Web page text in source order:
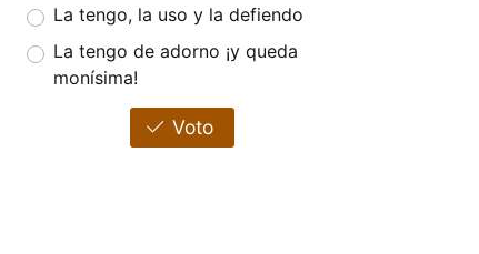
La tengo, la uso y la defiendo
La tengo de adorno ¡y queda
monísima!
Voto